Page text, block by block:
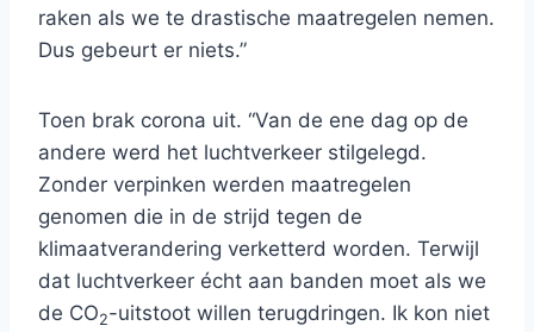
raken als we te drastische maatregelen nemen.
Dus gebeurt er niets.”
Toen brak corona uit. “Van de ene dag op de
andere werd het luchtverkeer stilgelegd.
Zonder verpinken werden maatregelen
genomen die in de strijd tegen de
klimaatverandering verketterd worden. Terwijl
dat luchtverkeer écht aan banden moet als we
de CO2-uitstoot willen terugdringen. Ik kon niet